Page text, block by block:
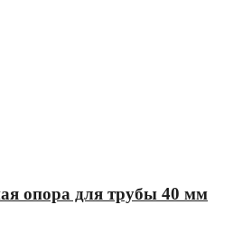
опора для трубы 40 мм